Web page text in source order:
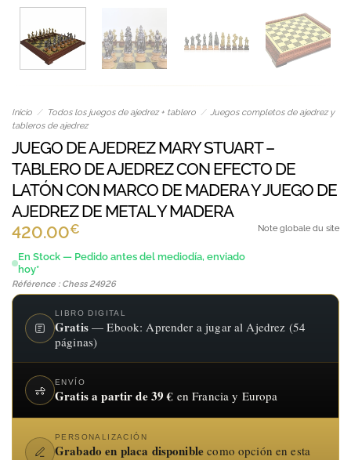
Inicio / Todos los juegos de ajedrez + tablero / Juegos completos de ajedrez y
tableros de ajedrez
JUEGO DE AJEDREZ MARY STUART –
TABLERO DE AJEDREZ CON EFECTO DE
LATÓN CON MARCO DE MADERA Y JUEGO DE
AJEDREZ DE METAL Y MADERA
420.00€
En Stock — Pedido antes del mediodía, enviado
hoy*
Référence : Chess 24926
Note globale du site
LIBRO DIGITAL
Gratis— Ebook: Aprender a jugar al Ajedrez (54
páginas)
ENVÍO
Gratis a partir de 39 € en Francia y Europa
PERSONALIZACIÓN
Grabado en placa disponible como opción en esta